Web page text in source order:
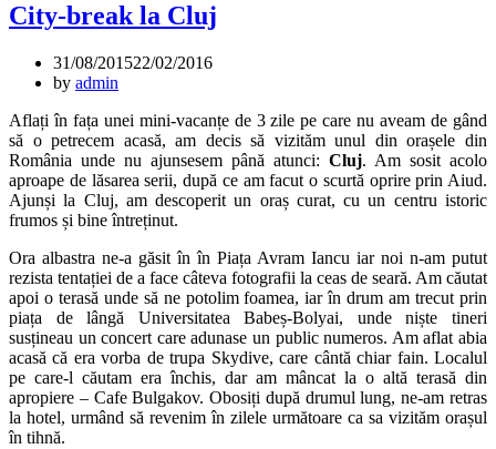
City-break la Cluj
31/08/201522/02/2016
by admin
Aflați în fața unei mini-vacanțe de 3 zile pe care nu aveam de gând
să o petrecem acasă, am decis să vizităm unul din orașele din
România unde nu ajunsesem până atunci: Cluj. Am sosit acolo
aproape de lăsarea serii, după ce am facut o scurtă oprire prin Aiud.
Ajunși la Cluj, am descoperit un oraș curat, cu un centru istoric
frumos și bine întreținut.
Ora albastra ne-a găsit în în Piața Avram Iancu iar noi n-am putut
rezista tentației de a face câteva fotografii la ceas de seară. Am căutat
apoi o terasă unde să ne potolim foamea, iar în drum am trecut prin
piața de lângă Universitatea Babeș-Bolyai, unde niște tineri
susțineau un concert care adunase un public numeros. Am aflat abia
acasă că era vorba de trupa Skydive, care cântă chiar fain. Localul
pe care-l căutam era închis, dar am mâncat la o altă terasă din
apropiere – Cafe Bulgakov. Obosiți după drumul lung, ne-am retras
la hotel, urmând să revenim în zilele următoare ca sa vizităm orașul
în tihnă.